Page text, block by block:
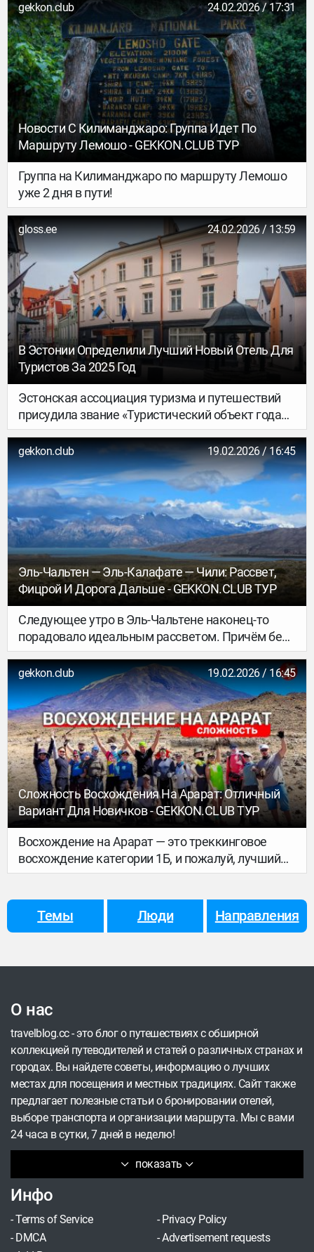
gekkon.club 24.02.2026 / 17:31
Новости С Килиманджаро: Группа Идет По
Маршруту Лемошо - GEKKON.CLUB ТУР
Группа на Килиманджаро по маршруту Лемошо
уже 2 дня в пути!
gloss.ee 24.02.2026 / 13:59
В Эстонии Определили Лучший Новый Отель Для
Туристов За 2025 Год
Эстонская ассоциация туризма и путешествий
присудила звание «Туристический объект года
2025» отелю The Burman. Награда отмечает
вклад гостиницы в укрепление имиджа
Таллинна как направления для путешествий с
высоким уровнем сервиса, а также её влияние
на развитие туристического сектора страны в
целом.
gekkon.club 19.02.2026 / 16:45
Эль-Чальтен — Эль-Калафате — Чили: Рассвет,
Фицрой И Дорога Дальше - GEKKON.CLUB ТУР
Следующее утро в Эль-Чальтене наконец-то
порадовало идеальным рассветом. Причём безо
всяких усилий: всё это шоу мы наблюдали прямо
из окна отеля. Немного обидно, конечно, что в
дни треккинга погода была совсем другой — но
даже отсюда горы выглядели невероятно.
gekkon.club 19.02.2026 / 16:45
Сложность Восхождения На Арарат: Отличный
Вариант Для Новичков - GEKKON.CLUB ТУР
Восхождение на Арарат — это треккинговое
восхождение категории 1Б, и пожалуй, лучший
выбор для первого подъёма на 5000 метров. Го
сложна для подготовленных туристов. Если вы
мечтаете о восхождении на Эльбрус и Казбек, но
Темы Люди Направления
О нас
показать
travelblog.cc - это блог о путешествиях с обширной
коллекцией путеводителей и статей о различных странах и
городах. Вы найдете советы, информацию о лучших
местах для посещения и местных традициях. Сайт также
предлагает полезные статьи о бронировании отелей,
выборе транспорта и организации маршрута. Мы с вами
24 часа в сутки, 7 дней в неделю!
Инфо
-Terms of Service - Privacy Policy
- DMCA -Advertisement requests